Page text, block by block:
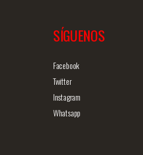
SÍGUENOS
Facebook
Twitter
Instagram
Whatsapp